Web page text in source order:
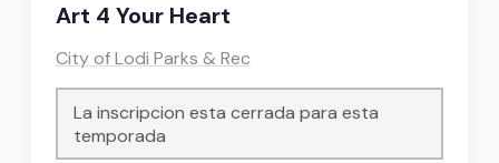
Art 4 Your Heart
City of Lodi Parks & Rec
La inscripcion esta cerrada para esta
temporada